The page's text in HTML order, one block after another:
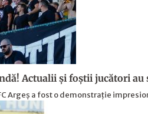
Actualii şi foştii jucători
Argeș a fost o demonstrație